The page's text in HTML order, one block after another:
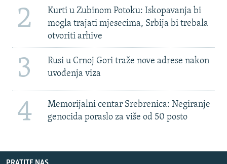
2
Kurti u Zubinom Potoku: Iskopavanja bi
mogla trajati mjesecima, Srbija bi trebala
otvoriti arhive
3
Rusi u Crnoj Gori traže nove adrese nakon
uvođenja viza
4
Memorijalni centar Srebrenica: Negiranje
genocida poraslo za više od 50 posto